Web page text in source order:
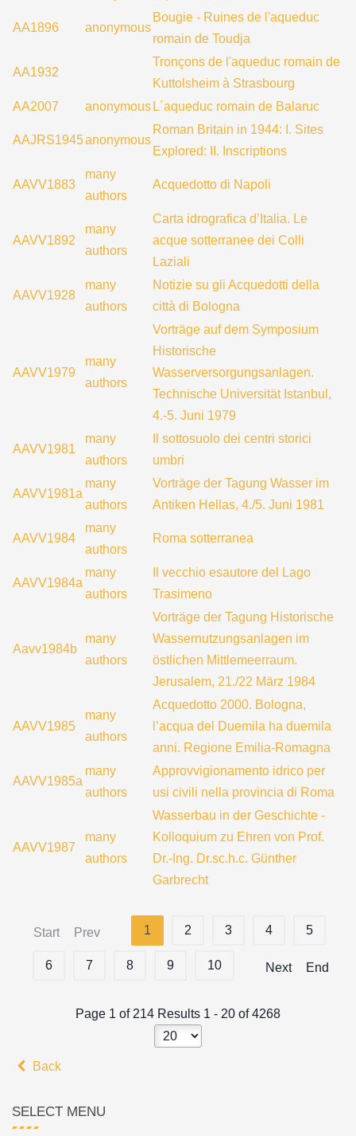
AA1896 anonymous
Bougie - Ruines de l'aqueduc
romain de Toudja
AA1932
Tronçons de l'aqueduc romain de
Kuttolsheim à Strasbourg
AA2007
anonymous L´aqueduc romain de Balaruc
AAJRS1945anonymous
Roman Britain in 1944: I. Sites
Explored: II. Inscriptions
AAVV1883
many
authors
Acquedotto di Napoli
AAVV1892
many
authors
Carta idrografica d’Italia. Le
acque sotterranee dei Colli
Laziali
AAVV1928
many
authors
Notizie su gli Acquedotti della
città di Bologna
AAVV1979
many
authors
Vorträge auf dem Symposium
Historische
Wasserversorgungsanlagen.
Technische Universität Istanbul,
4.-5. Juni 1979
AAVV1981
many
authors
Il sottosuolo dei centri storici
umbri
AAVV1981a
many
authors
Vorträge der Tagung Wasser im
Antiken Hellas, 4./5. Juni 1981
AAVV1984
many
authors
Roma sotterranea
AAVV1984a
many
authors
Il vecchio esautore del Lago
Trasimeno
Aavv1984b
many
authors
Vorträge der Tagung Historische
Wassernutzungsanlagen im
östlichen Mittlemeerraum.
Jerusalem, 21./22 März 1984
AAVV1985
many
authors
Acquedotto 2000. Bologna,
l’acqua del Duemila ha duemila
anni. Regione Emilia-Romagna
AAVV1985a
many
authors
Approvvigionamento idrico per
usi civili nella provincia di Roma
AAVV1987
many
authors
Wasserbau in der Geschichte -
Kolloquium zu Ehren von Prof.
Dr.-Ing. Dr.sc.h.c. Günther
Garbrecht
Start Prev 1 2 3 4 5
6 7 8 9 10 Next End
Page 1 of 214 Results 1 - 20 of 4268
Back
SELECT MENU